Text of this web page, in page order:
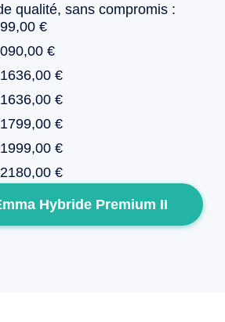
qualité, sans compromis :
€
€
€
€
€
€
€
Hybride Premium II